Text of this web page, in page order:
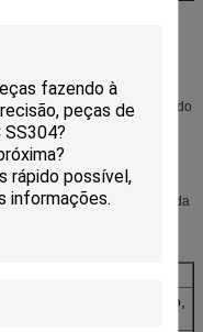
o desempenho e o uso
da abrasão
para a aplicação.
e um recore ultrapassado
por diante
plástico, galvanizada
círculo, emperramento,